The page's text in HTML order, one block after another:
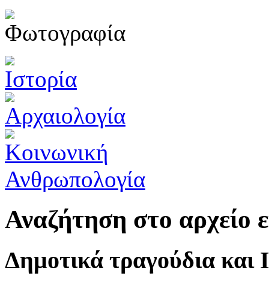
Αναζήτηση στο αρχείο
Δημοτικά τραγούδια και